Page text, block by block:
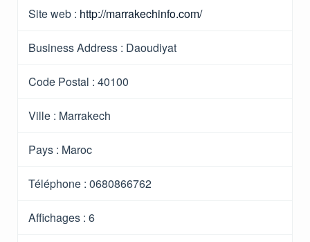
Site web : http://marrakechinfo.com/
Business Address : Daoudiyat
Code Postal : 40100
Ville : Marrakech
Pays : Maroc
Téléphone : 0680866762
Affichages : 6